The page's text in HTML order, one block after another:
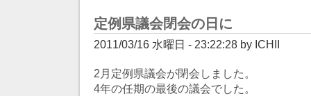
定例県議会閉会の日に
2011/03/16 水曜日 - 23:22:28 by ICHII
2月定例県議会が閉会しました。
4年の任期の最後の議会でした。